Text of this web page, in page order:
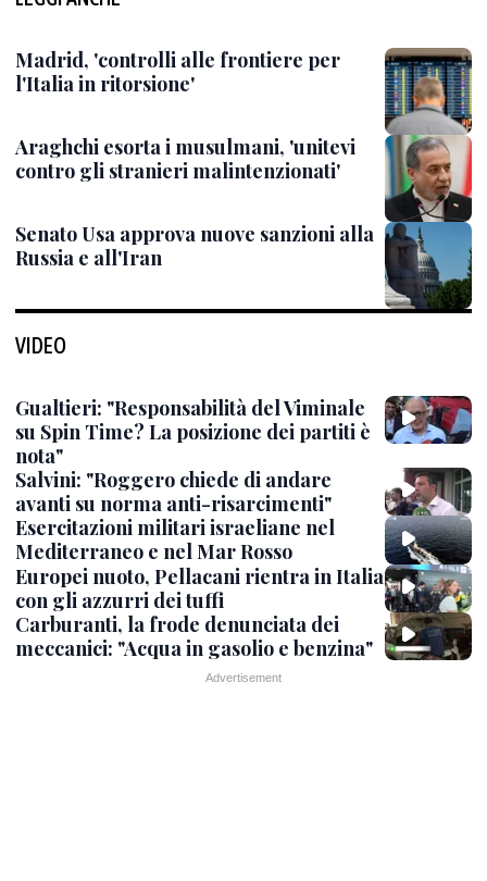
Madrid, 'controlli alle frontiere per
l'Italia in ritorsione'
Araghchi esorta i musulmani, 'unitevi
contro gli stranieri malintenzionati'
Senato Usa approva nuove sanzioni alla
Russia e all'Iran
VIDEO
Gualtieri: "Responsabilità del Viminale
su Spin Time? La posizione dei partiti è
nota"
Salvini: "Roggero chiede di andare
avanti su norma anti-risarcimenti"
Esercitazioni militari israeliane nel
Mediterraneo e nel Mar Rosso
Europei nuoto, Pellacani rientra in Italia
con gli azzurri dei tuffi
Carburanti, la frode denunciata dei
meccanici: "Acqua in gasolio e benzina"